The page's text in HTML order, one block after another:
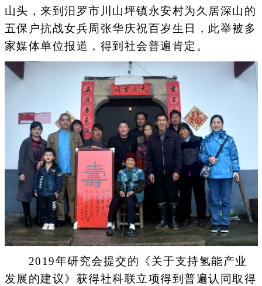
山头，来到汨罗市川山坪镇永安村为久居深山的
五保户抗战女兵周张华庆祝百岁生日，此举被多
家媒体单位报道，得到社会普遍肯定。
2019年研究会提交的《关于支持氢能产业
发展的建议》获得社科联立项得到普遍认同取得